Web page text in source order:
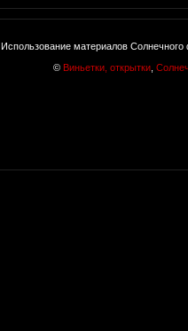
Использование материалов
© Виньетки, открытки,